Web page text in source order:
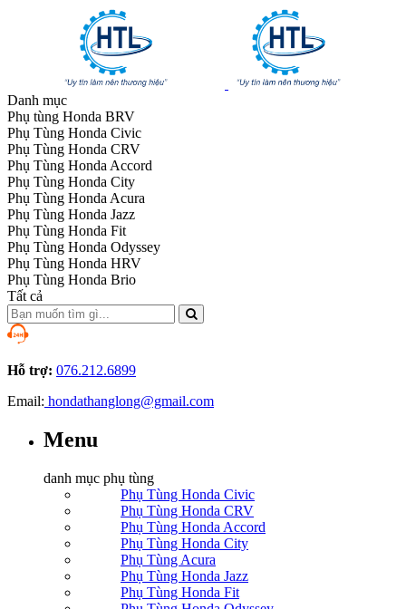
Danh mục
Phụ tùng Honda BRV
Phụ Tùng Honda Civic
Phụ Tùng Honda CRV
Phụ Tùng Honda Accord
Phụ Tùng Honda City
Phụ Tùng Honda Acura
Phụ Tùng Honda Jazz
Phụ Tùng Honda Fit
Phụ Tùng Honda Odyssey
Phụ Tùng Honda HRV
Phụ Tùng Honda Brio
Tất cả
Hỗ trợ: 076.212.6899
Email: hondathanglong@gmail.com
Menu
danh mục phụ tùng
Phụ Tùng Honda Civic
Phụ Tùng Honda CRV
Phụ Tùng Honda Accord
Phụ Tùng Honda City
Phụ Tùng Acura
Phụ Tùng Honda Jazz
Phụ Tùng Honda Fit